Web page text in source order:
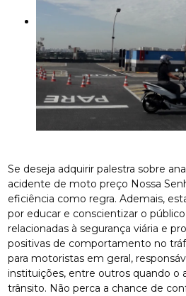
Se deseja adquirir palestra sobre
acidente de moto preço Nossa
eficiência como regra. Ademais,
por educar e conscientizar o
relacionadas à segurança viária e
positivas de comportamento no
para motoristas em geral,
instituições, entre outros quando o
trânsito. Não perca a chance de